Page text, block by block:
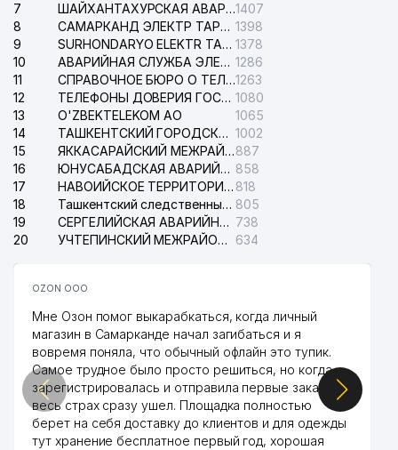
МУЗЕЙ СЕРГЕЯ ЕСЕНИНА
ПОСОЛЬСТВО РЕСПУБЛИКИ
ИНДОНЕЗИЯ
7
ШАЙХАНТАХУРСКАЯ АВАРИЙНАЯ СЛУЖБА ЭЛЕКТРОСЕТИ1407
8
САМАРКАНД ЭЛЕКТР ТАРМОКЛАРИ АО 1398
9
SURHONDARYO ELEKTR TARMOKLARI АО 1378
10
АВАРИЙНАЯ СЛУЖБА ЭЛЕКТРОСЕТИ ТАШКЕНТСКОГО РАЙОНА 1286
11
СПРАВОЧНОЕ БЮРО О ТЕЛЕФОНАХ ОРГАНИЗАЦИЙ г. ТАШКЕНТА1263
12
ТЕЛЕФОНЫ ДОВЕРИЯ ГОСУДАРСТВЕННОГО ЦЕНТРА ТЕСТИРОВАНИЯ 1080
13
O'ZBEKTELEKOM АО
1065
14
ТАШКЕНТСКИЙ ГОРОДСКОЙ СУД ПО ГРАЖДАНСКИМ ДЕЛАМ 1002
15
ЯККАСАРАЙСКИЙ МЕЖРАЙОННЫЙ СУД ПО ГРАЖДАНСКИМ ДЕЛАМ887
16
ЮНУСАБАДСКАЯ АВАРИЙНАЯ СЛУЖБА ЭЛЕКТРОСЕТИ 858
17
НАВОИЙСКОЕ ТЕРРИТОРИАЛЬНОЕ ПРЕДПРИЯТИЕ ЭЛЕКТРОСЕТИ АО 818
18
Ташкентский следственный изолятор 805
19
СЕРГЕЛИЙСКАЯ АВАРИЙНАЯ СЛУЖБА ЭЛЕКТРОСЕТИ 738
20
УЧТЕПИНСКИЙ МЕЖРАЙОННЫЙ СУД ПО ГРАЖДАНСКИМ ДЕЛАМ 634
OZON ООО
Мне Озон помог выкарабкаться, когда личный
магазин в Самарканде начал загибаться и я
вовремя поняла, что обычный офлайн это тупик.
Самое трудное было просто решиться, но когда
зарегистрировалась и отправила первые заказы,
весь страх сразу ушел. Площадка полностью
берет на себя доставку до клиентов и для одежды
тут хранение бесплатное первый год, хорошая